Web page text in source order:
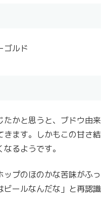
ゴルド
たかと思うと、ブドウ由来
ます。しかもこの甘さ結
るようです。
プのほのかな苦味がふっ
ビールなんだな」と再認識